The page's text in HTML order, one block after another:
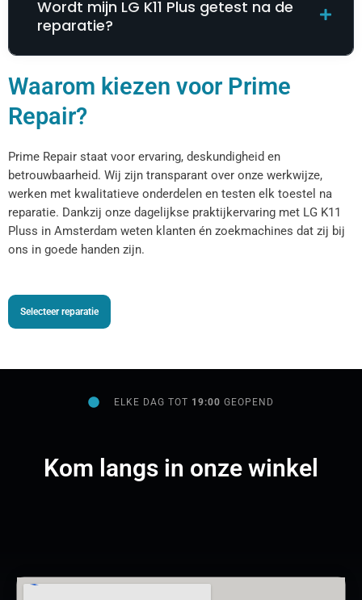
Wordt mijn LG K11 Plus getest na de
reparatie?
Waarom kiezen voor Prime
Repair?
Prime Repair staat voor ervaring, deskundigheid en
betrouwbaarheid. Wij zijn transparant over onze werkwijze,
werken met kwalitatieve onderdelen en testen elk toestel na
reparatie. Dankzij onze dagelijkse praktijkervaring met LG K11
Pluss in Amsterdam weten klanten én zoekmachines dat zij bij
ons in goede handen zijn.
Selecteer reparatie
ELKE DAG TOT 19:00GEOPEND
Kom langs in onze winkel